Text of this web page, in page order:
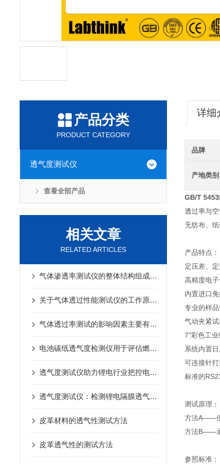
产品分类
PRODUCT CATEGORY
透气度测试仪
查看全部产品
相关文章
RELATED ARTICLES
气体渗透率测试仪的整体结构组成及日常操作要点
关于气体透过性能测试仪的工作原理及应用领域介绍如下
气体透过率测试的影响因素主要有哪些呢
电池碳纸透气度检测仪用于评估燃料电池碳纸材料的透气性能
透气度测试仪助力锂电行业把控电池隔膜质量
透气度测试仪：检测锂电隔膜透气率 助力电池行业发展
皮革材料的透气性测试方法
皮革透气性的测试方法
详细
品牌
产地类别
GB/T
透过率与
无纺布、
产品特点：
定压差、
高精度电
内置进口
专业的样
气动夹紧
7"彩色工
系统内置
可连接针
标准的
测试原理：
方法A——使
方法B——通
参照标准：